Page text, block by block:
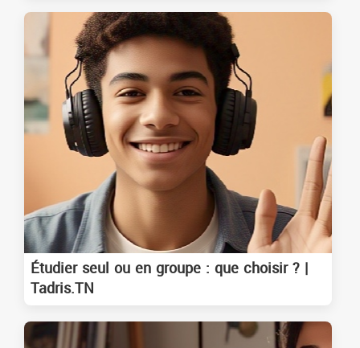
Étudier seul ou en groupe : que choisir ? |
Tadris.TN